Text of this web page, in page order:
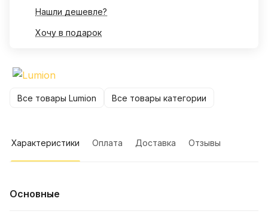
Нашли дешевле?
Хочу в подарок
Все товары Lumion Все товары категории
Характеристики Оплата Доставка Отзывы
Основные